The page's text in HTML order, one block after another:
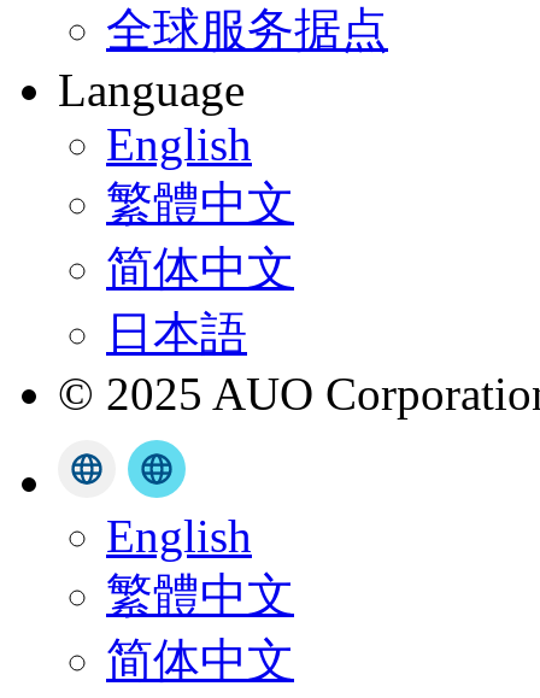
全球服务据点
Language
English
繁體中文
简体中文
日本語
© 2025 AUO
English
繁體中文
简体中文